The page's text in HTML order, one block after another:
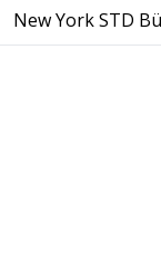
New York STD